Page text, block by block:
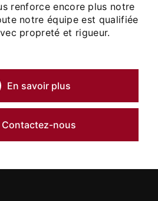
renforce encore plus notre
notre équipe est qualifiée
propreté et rigueur.
En savoir plus
Contactez-nous